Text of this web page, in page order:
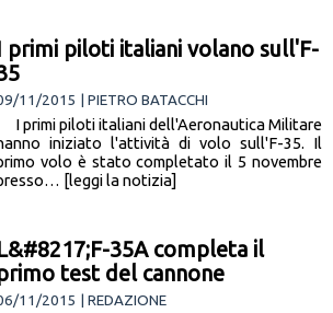
primi piloti italiani volano sull'F-
11/2015 | PIETRO BATACCHI
I primi piloti italiani dell'Aeronautica Militare
iniziato l'attività di volo sull'F-35. Il
volo è stato completato il 5 novembre
[leggi la notizia]
35A completa il
test del cannone
11/2015 | REDAZIONE